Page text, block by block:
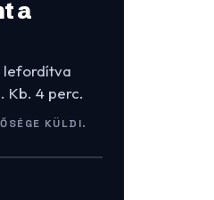
a
lefordítva
Kb. 4 perc.
KÜLDI.